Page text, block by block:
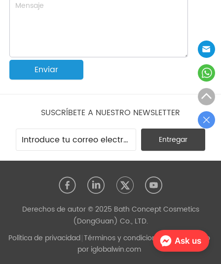
Enviar
SUSCRÍBETE A NUESTRO NEWSLETTER
Entregar
Derechos de autor © 2025 Bath Concept Cosmetics
(DongGuan) Co., LTD.
Política de privacidad Términos y condiciones Desarrollado
por iglobalwin.com
Ask us